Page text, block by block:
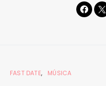
FAST DATE MÚSICA